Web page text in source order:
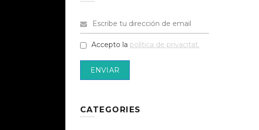
Accepto la política de privacitat.
CATEGORIES